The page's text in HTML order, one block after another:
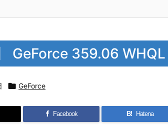
GeForce 359.06
 GeForce
Facebook B! Hatena